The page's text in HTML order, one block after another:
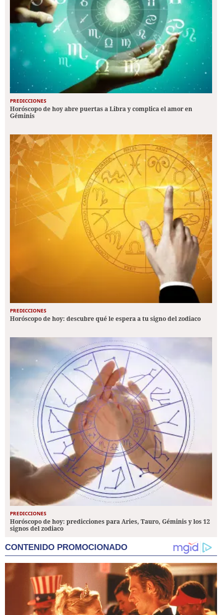
PREDICCIONES
Horóscopo de hoy abre puertas a Libra y complica el amor en
Géminis
PREDICCIONES
Horóscopo de hoy: descubre qué le espera a tu signo del zodiaco
PREDICCIONES
Horóscopo de hoy: predicciones para Aries, Tauro, Géminis y los 12
signos del zodiaco
CONTENIDO PROMOCIONADO